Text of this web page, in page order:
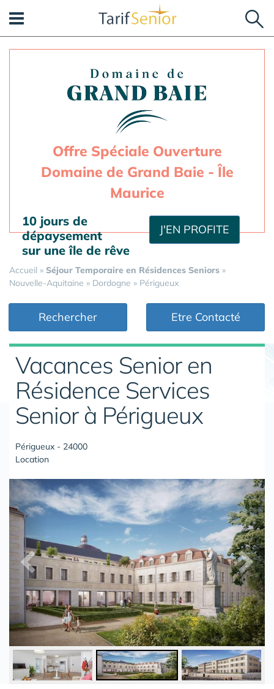
Offre Spéciale Ouverture
Domaine de Grand Baie - Île
Maurice
J'EN PROFITE
10 jours de
dépaysement
sur une île de rêve
Accueil » Séjour Temporaire en Résidences Seniors »
Nouvelle-Aquitaine » Dordogne » Périgueux
Rechercher Etre Contacté
Vacances Senior en
Résidence Services
Senior à Périgueux
Périgueux - 24000
Location